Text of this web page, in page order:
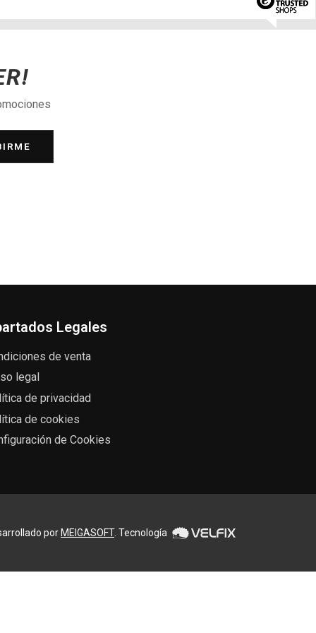
Legales
de venta
legal
de privacidad
de cookies
de Cookies
porMEIGASOFT. Tecnología